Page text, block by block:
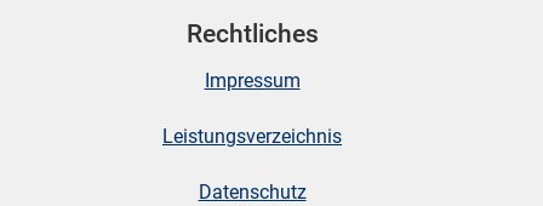
Rechtliches
Impressum
Leistungsverzeichnis
Datenschutz